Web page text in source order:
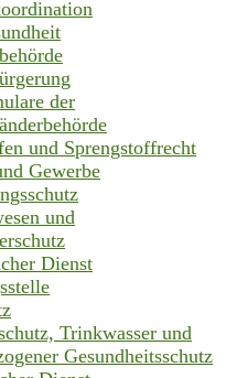
der
und Sprengstoffrecht
Gewerbe
und
Dienst
Trinkwasser und
Gesundheitsschutz